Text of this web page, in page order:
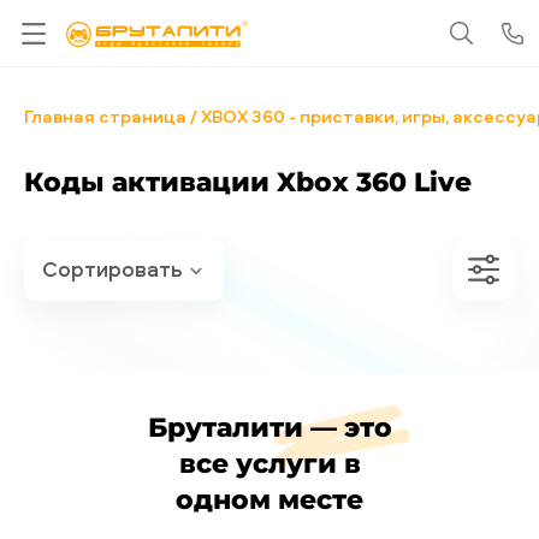
Главная страница XBOX 360 - приставки, игры,
Коды активации Xbox 360 Live
Бруталити — это
все услуги в
одном месте